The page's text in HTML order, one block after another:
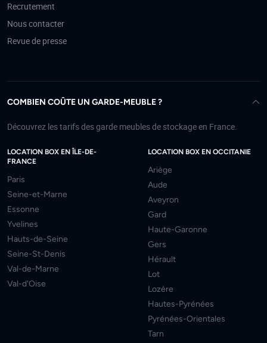
Recrutement
Nous contacter
Revue de presse
COMBIEN COÛTE UN GARDE-MEUBLE ?
Découvrez les tarifs des garde meubles de stockage en France.
LOCATION BOX EN ÎLE-DE-
FRANCE
Paris
Seine-et-Marne
Essonne
Yvelines
Hauts-de-Seine
Seine-St-Denis
Val-de-Marne
Val-d'Oise
LOCATION BOX EN OCCITANIE
Ariège
Aude
Aveyron
Gard
Haute-Garonne
Gers
Hérault
Lot
Lozère
Hautes-Pyrénées
Pyrénées-Orientales
Tarn